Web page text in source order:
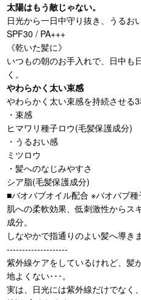
太陽はもう敵じゃない。
日光から一日中守り抜き、うるお
SPF30 / PA+++
《乾いた髪に》
いつもの朝のお手入れで、日中も
く。
やわらかく太い束感
やわらかく太い束感を持続させる
・束感
ヒマワリ種子ロウ(毛髪保護成分)
・うるおい感
ミツロウ
・髪へのなじみやすさ
シア脂(毛髪保護成分)
■バオバブオイル配合 ※バオバブ
肌への柔軟効果、低刺激性からス
成分。
しなやかで指通りのよい髪へ導きま
--------------------
紫外線ケアをしているけれど、髪
地よくない･･･。
実は、日光には紫外線だけでなく